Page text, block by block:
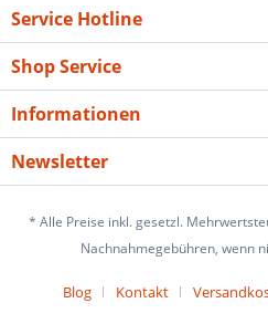
Service Hotline
Shop Service
Informationen
Newsletter
* Alle Preise inkl. gesetzl.
Nachnahmegebühren, wenn
Blog Kontakt